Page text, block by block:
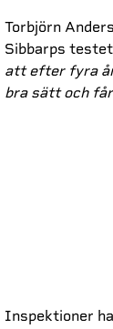
Torbjörn
Sibbarps
att efter fyra
bra sätt och
Inspektioner